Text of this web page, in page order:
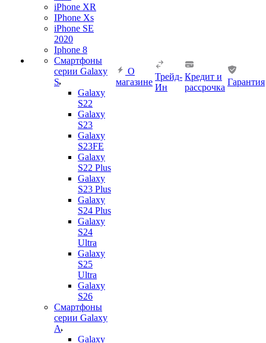
iPhone XR
IPhone Xs
iPhone SE
2020
Iphone 8
Смартфоны
серии Galaxy
S
Galaxy
S22
Galaxy
S23
Galaxy
S23FE
Galaxy
S22 Plus
Galaxy
S23 Plus
Galaxy
S24 Plus
Galaxy
S24
Ultra
Galaxy
S25
Ultra
Galaxy
S26
Смартфоны
серии Galaxy
A
Galaxy
О
магазине
Трейд-
Ин
Кредит и
рассрочка
Гарантия